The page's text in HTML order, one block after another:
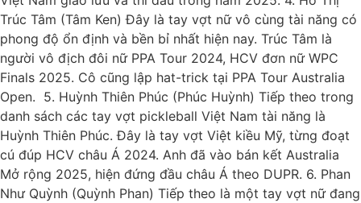
Trúc Tâm (Tâm Ken) Đây là tay vợt nữ vô cùng tài năng có
phong độ ổn định và bền bỉ nhất hiện nay. Trúc Tâm là
người vô địch đôi nữ PPA Tour 2024, HCV đơn nữ WPC
Finals 2025. Cô cũng lập hat-trick tại PPA Tour Australia
Open. 5. Huỳnh Thiên Phúc (Phúc Huỳnh) Tiếp theo trong
danh sách các tay vợt pickleball Việt Nam tài năng là
Huỳnh Thiên Phúc. Đây là tay vợt Việt kiều Mỹ, từng đoạt
cú đúp HCV châu Á 2024. Anh đã vào bán kết Australia
Mở rộng 2025, hiện đứng đầu châu Á theo DUPR. 6. Phan
Như Quỳnh (Quỳnh Phan) Tiếp theo là một tay vợt nữ đang